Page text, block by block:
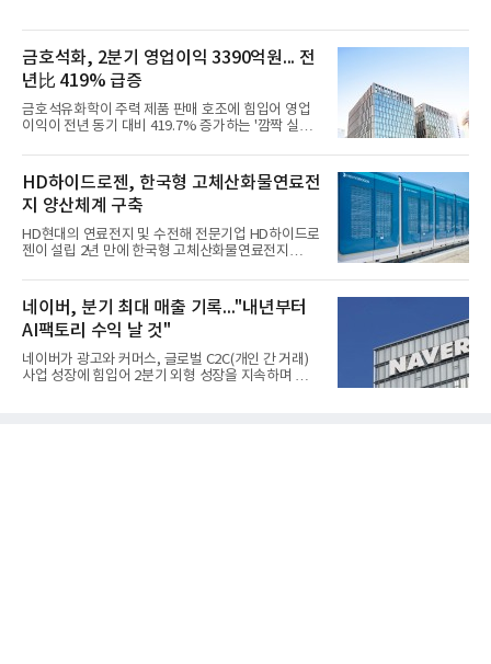
금호석화, 2분기 영업이익 3390억원... 전
년比 419% 급증
금호석유화학이 주력 제품 판매 호조에 힘입어 영업
이익이 전년 동기 대비 419.7% 증가하는 '깜짝 실
업이익이 3390억원으로 지난해 동기보다 419.7% 증
가한 것으로 잠정 집계됐다고 7일 공시했다.매출은 2
조2682억원으로 지난해 동기 대비 27.9% 증가했다.
순이익은 3004억원으로 420.4% 늘었다.이번 호실적
은 주력 제품인 NB라텍스와 합성수지 판매 호조가 견
인한 것으로 풀이된다. 미국의 중국산 의료용 고무장
갑 관세 인상 이후 동남아 장갑업체의 가동률이 높아
성이 개선됐다.금호석유
HD하이드로젠, 한국형 고체산화물연료전
지 양산체계 구축
HD현대의 연료전지 및 수전해 전문기업 HD하이드로
젠이 설립 2년 만에 한국형 고체산화물연료전지
본격적인 시장 공략에 나선다.HD하이드로젠은 최근
한국전기안전공사(KESCO)로부터 SOFC 발전설비
‘HD250’과 ‘HD300’, 제조시설에 대한 사용전검사를
완료하고 제품 양산체계 구축했다고 밝혔다.HD250
과 HD300은 각각 249kW급과 285kW급의 중소형 발
전용 SOFC 제품이다. 이번 검사를 통해 HD하이드로
젠은 제품과 제조시설의 전기설비 안전성과 적합성을
네이버, 분기 최대 매출 기록..."내년부터
AI팩토리 수익 날 것"
네이버가 광고와 커머스, 글로벌 C2C(개인 간 거래)
사업 성장에 힘입어 2분기 외형 성장을 지속하며 역대